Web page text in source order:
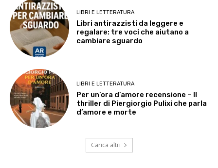
LIBRI E LETTERATURA
Libri antirazzisti da leggere e
regalare: tre voci che aiutano a
cambiare sguardo
LIBRI E LETTERATURA
Per un’ora d’amore recensione – Il
thriller di Piergiorgio Pulixi che parla
d’amore e morte
Carica altri